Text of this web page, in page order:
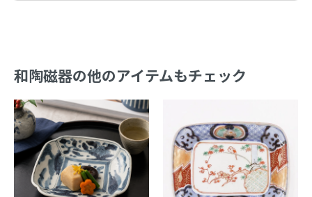
和陶磁器の他のアイテムもチェック